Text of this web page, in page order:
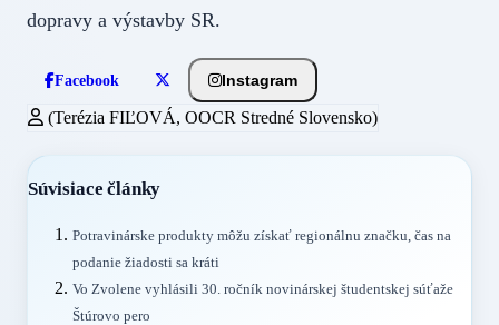
dopravy a výstavby SR.
Facebook Instagram
(Terézia FIĽOVÁ, OOCR Stredné Slovensko)
Súvisiace články
Potravinárske produkty môžu získať regionálnu značku, čas na
podanie žiadosti sa kráti
Vo Zvolene vyhlásili 30. ročník novinárskej študentskej súťaže
Štúrovo pero